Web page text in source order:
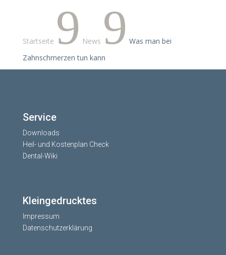
Startseite 9 News 9 Was man bei
Zahnschmerzen tun kann
Service
Downloads
Heil- und Kostenplan Check
Dental-Wiki
Kleingedrucktes
Impressum
Datenschutzerklärung